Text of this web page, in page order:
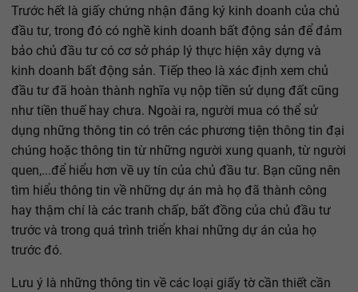
Trước hết là giấy chứng nhận đăng ký kinh doanh của chủ
đầu tư, trong đó có nghề kinh doanh bất động sản để đảm
bảo chủ đầu tư có cơ sở pháp lý thực hiện xây dựng và
kinh doanh bất động sản. Tiếp theo là xác định xem chủ
đầu tư đã hoàn thành nghĩa vụ nộp tiền sử dụng đất cũng
như tiền thuế hay chưa. Ngoài ra, người mua có thể sử
dụng những thông tin có trên các phương tiện thông tin đại
chúng hoặc thông tin từ những người xung quanh, từ người
quen,...để hiểu hơn về uy tín của chủ đầu tư. Bạn cũng nên
tìm hiểu thông tin về những dự án mà họ đã thành công
hay thậm chí là các tranh chấp, bất đồng của chủ đầu tư
trước và trong quá trình triển khai những dự án của họ
trước đó.
Lưu ý là những thông tin về các loại giấy tờ cần thiết cần